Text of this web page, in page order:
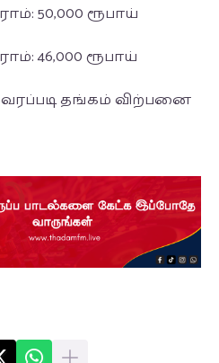
50,000 ரூபாய்
46,000 ரூபாய்
தங்கம் விற்பனை